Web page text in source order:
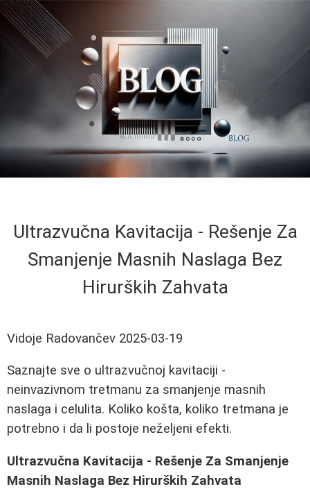
Ultrazvučna Kavitacija - Rešenje Za
Smanjenje Masnih Naslaga Bez
Hirurških Zahvata
Vidoje Radovančev 2025-03-19
Saznajte sve o ultrazvučnoj kavitaciji -
neinvazivnom tretmanu za smanjenje masnih
naslaga i celulita. Koliko košta, koliko tretmana je
potrebno i da li postoje neželjeni efekti.
Ultrazvučna Kavitacija - Rešenje Za Smanjenje
Masnih Naslaga Bez Hirurških Zahvata